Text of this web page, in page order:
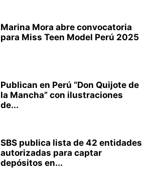
Marina Mora abre convocatoria
para Miss Teen Model Perú 2025
Publican en Perú “Don Quijote de
la Mancha” con ilustraciones
de...
SBS publica lista de 42 entidades
autorizadas para captar
depósitos en...